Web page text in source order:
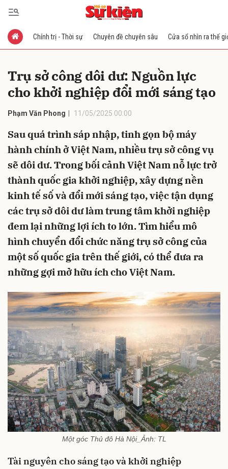
Chính trị - Thời sự Chuyên đề chuyên sâu Cửa sổ nhìn ra thế
Trụ sở công dôi dư: Nguồn lực
cho khởi nghiệp đổi mới sáng tạo
Phạm Văn Phong 11/05/2025 00:00
Sau quá trình sáp nhập, tinh gọn bộ máy
hành chính ở Việt Nam, nhiều trụ sở công vụ
sẽ dôi dư. Trong bối cảnh Việt Nam nỗ lực trở
thành quốc gia khởi nghiệp, xây dựng nền
kinh tế số và đổi mới sáng tạo, việc tận dụng
các trụ sở dôi dư làm trung tâm khởi nghiệp
đem lại những lợi ích to lớn. Tìm hiểu mô
hình chuyển đổi chức năng trụ sở công của
một số quốc gia trên thế giới, có thể đưa ra
những gợi mở hữu ích cho Việt Nam.
Một góc Thủ đô Hà Nội_Ảnh: TL
Tài nguyên cho sáng tạo và khởi nghiệp
Gửi bình luận
Hủy Gửi